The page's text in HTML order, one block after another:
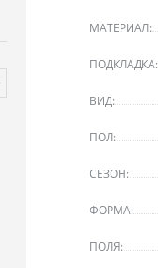
МАТЕРИАЛ:
ПОДКЛАДКА:
ВИД:
ПОЛ:
СЕЗОН:
ФОРМА:
ПОЛЯ: